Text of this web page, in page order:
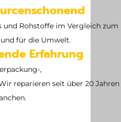
und Rohstoffe im Vergleich zum
für die Umwelt.
Erfahrung
,
reparieren seit über 20 Jahren